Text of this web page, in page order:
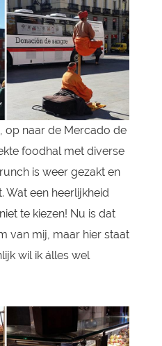
op naar de Mercado de
foodhal met diverse
is weer gezakt en
Wat een heerlijkheid
te kiezen! Nu is dat
van mij, maar hier staat
wil ik álles wel